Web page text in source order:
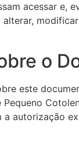
acessar e,
alterar,
o
este
Pequeno
a autorização